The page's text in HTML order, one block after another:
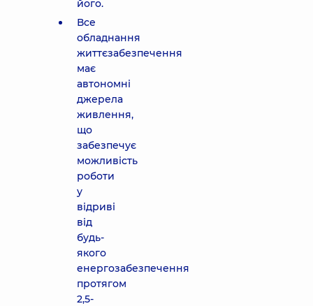
його.
Все
обладнання
життєзабезпечення
має
автономні
джерела
живлення,
що
забезпечує
можливість
роботи
у
відриві
від
будь-
якого
енергозабезпечення
протягом
2,5-